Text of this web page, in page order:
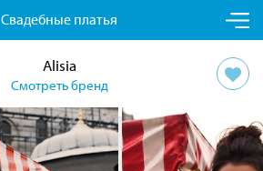
Свадебные платья
Alisia
Смотреть бренд